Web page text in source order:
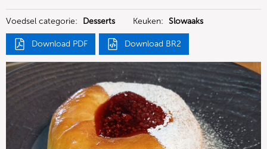
Voedsel categorie: Desserts Keuken: Slowaaks
Download PDF Download BR2